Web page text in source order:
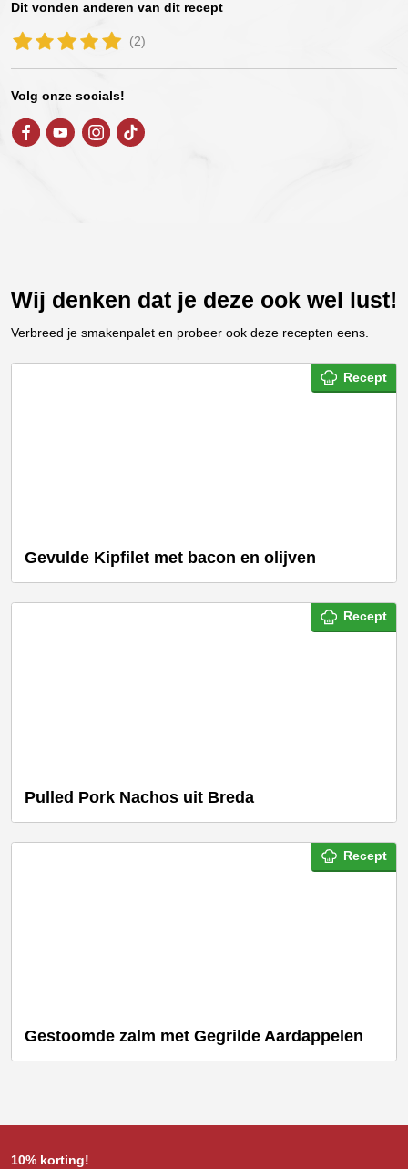
Dit vonden anderen van dit recept
(2)
Volg onze socials!
Wij denken dat je deze ook wel lust!
Verbreed je smakenpalet en probeer ook deze recepten eens.
Recept
Gevulde Kipfilet met bacon en olijven
Recept
Pulled Pork Nachos uit Breda
Recept
Gestoomde zalm met Gegrilde Aardappelen
10% korting!